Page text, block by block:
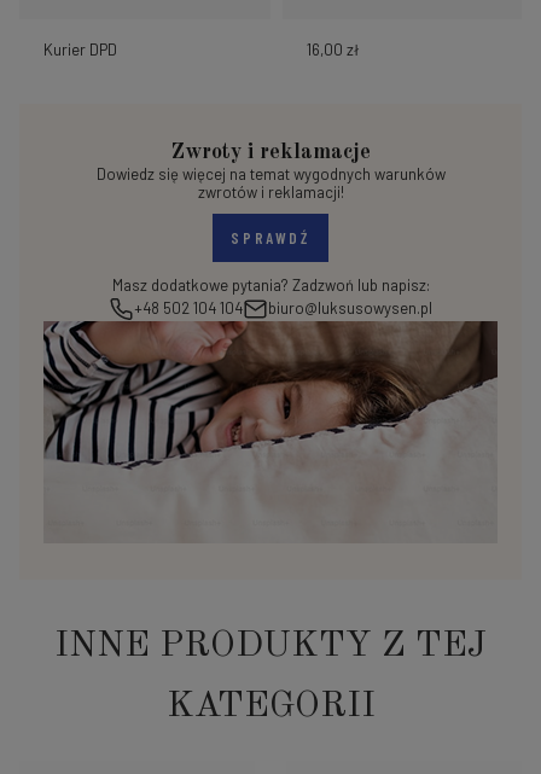
Kurier DPD 16,00 zł
Zwroty i reklamacje
Dowiedz się więcej na temat wygodnych warunków
zwrotów i reklamacji!
SPRAWDŹ
Masz dodatkowe pytania? Zadzwoń lub napisz:
+48 502 104 104
biuro@luksusowysen.pl
INNE PRODUKTY Z TEJ
KATEGORII